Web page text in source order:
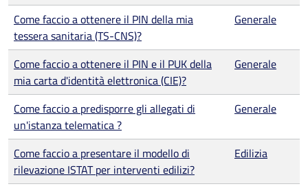
Come faccio a ottenere il PIN della mia
tessera sanitaria (TS-CNS)?
Generale
Come faccio a ottenere il PIN e il PUK della
mia carta d'identità elettronica (CIE)?
Generale
Come faccio a predisporre gli allegati di
un'istanza telematica ?
Generale
Come faccio a presentare il modello di
rilevazione ISTAT per interventi edilizi?
Edilizia